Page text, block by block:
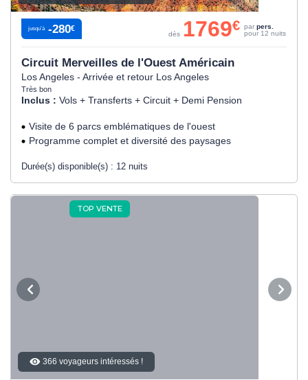
Circuit Merveilles de l'Ouest Américain
Los Angeles - Arrivée et retour Los Angeles
Très bon
Inclus : Vols + Transferts + Circuit + Demi Pension
Visite de 6 parcs emblématiques de l'ouest
Programme complet et diversité des paysages
Durée(s) disponible(s) : 12 nuits
jusqu’à -280€
dès 1769€ par pers.
pour 12 nuits
TOP VENTE
366 voyageurs intéressés !